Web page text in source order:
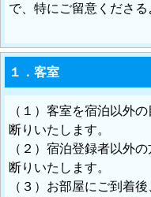
で、特にご留意くださる
１．客室
（１）客室を宿泊以外
断りいたします。
（２）宿泊登録者以外
断りいたします。
（３）お部屋にご到着